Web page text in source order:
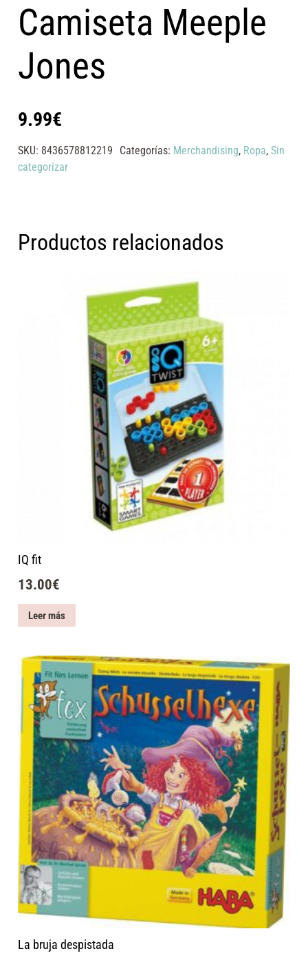
Camiseta Meeple
Jones
9.99€
SKU: 8436578812219 Categorías: Merchandising, Ropa, Sin
categorizar
Productos relacionados
IQ fit
13.00€
Leer más
La bruja despistada